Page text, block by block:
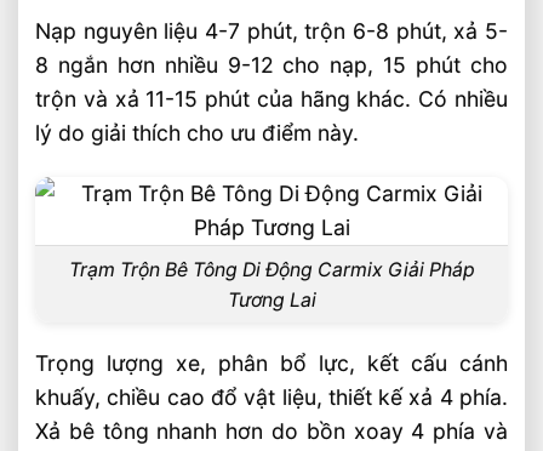
Nạp nguyên liệu 4-7 phút, trộn 6-8 phút, xả 5-
8 ngắn hơn nhiều 9-12 cho nạp, 15 phút cho
trộn và xả 11-15 phút của hãng khác. Có nhiều
lý do giải thích cho ưu điểm này.
Trạm Trộn Bê Tông Di Động Carmix Giải Pháp
Tương Lai
Trọng lượng xe, phân bổ lực, kết cấu cánh
khuấy, chiều cao đổ vật liệu, thiết kế xả 4 phía.
Xả bê tông nhanh hơn do bồn xoay 4 phía và